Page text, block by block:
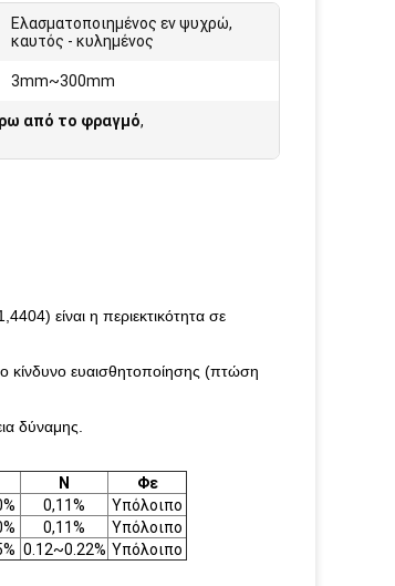
Ελασματοποιημένος εν ψυχρώ,
καυτός - κυλημένος
3mm~300mm
από το φραγμό,
είναι η περιεκτικότητα σε
κίνδυνο ευαισθητοποίησης (πτώση
δύναμης.
Ν
Φε
0,11%
Υπόλοιπο
0,11%
Υπόλοιπο
0.12~0.22% Υπόλοιπο